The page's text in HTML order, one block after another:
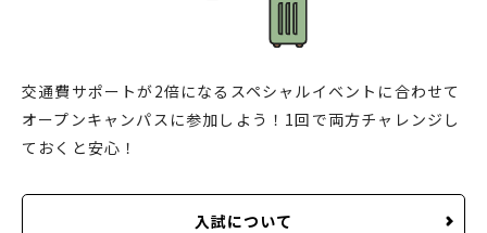
交通費サポートが2倍になるスペシャルイベントに合わせて
オープンキャンパスに参加しよう！1回で両方チャレンジし
ておくと安心！
入試について